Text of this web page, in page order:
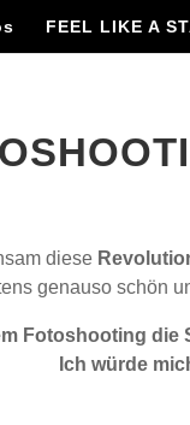
FEEL LIKE A
diese
genauso schön
Fotoshooting
Ich würde